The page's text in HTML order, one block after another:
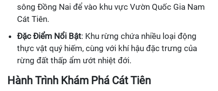
sông Đồng Nai để vào khu vực Vườn Quốc Gia Nam
Cát Tiên.
Đặc Điểm Nổi Bật: Khu rừng chứa nhiều loại động
thực vật quý hiếm, cùng với khí hậu đặc trưng của
rừng đất thấp ẩm ướt nhiệt đới.
Hành Trình Khám Phá Cát Tiên